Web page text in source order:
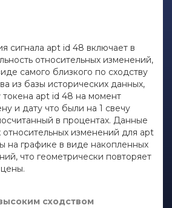
сигнала apt id 48 включает в
относительных изменений,
самого близкого по сходству
из базы исторических данных,
токена apt id 48 на момент
и дату что были на 1 свечу
в процентах. Данные
относительных изменений для apt
на графике в виде накопленных
что геометрически повторяет
сходством